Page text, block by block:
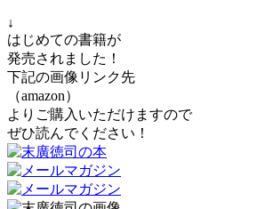
↓
はじめての書籍が
発売されました！
下記の画像リンク先
（amazon）
よりご購入いただけますので
ぜひ読んでください！